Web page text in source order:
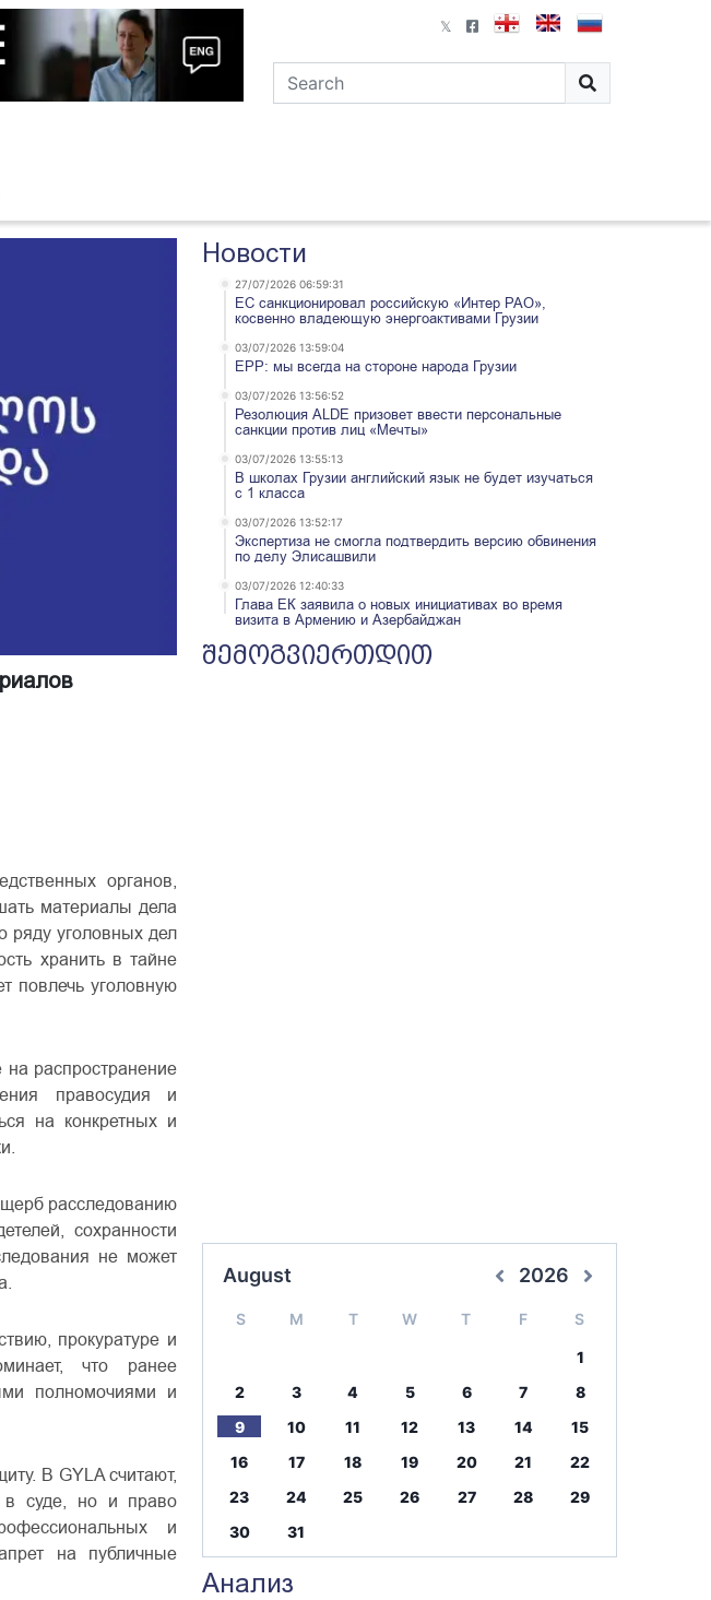
органов,
материалы дела
ряду уголовных дел
хранить в тайне
повлечь уголовную
на распространение
правосудия и
на конкретных и
расследованию
сохранности
не может
прокуратуре и
что ранее
полномочиями и
В GYLA считают,
в суде, но и право
и
на публичные
Новости
27/07/2026 06:59:31
ЕС санкционировал российскую «Интер РАО»,
косвенно владеющую энергоактивами Грузии
03/07/2026 13:59:04
EPP: мы всегда на стороне народа Грузии
03/07/2026 13:56:52
Резолюция ALDE призовет ввести персональные
санкции против лиц «Мечты»
03/07/2026 13:55:13
В школах Грузии английский язык не будет изучаться
с 1 класса
03/07/2026 13:52:17
Экспертиза не смогла подтвердить версию обвинения
по делу Элисашвили
03/07/2026 12:40:33
Глава ЕК заявила о новых инициативах во время
визита в Армению и Азербайджан
შემოგვიერთდით
August 2026
S M T W T F S
1
2
3 4 5 6 7
8
9
10 11 12 13 14
15
16
17 18 19 20 21
22
23
24 25 26 27 28
29
30
31
Анализ